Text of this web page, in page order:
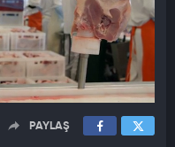
PAYLAŞ